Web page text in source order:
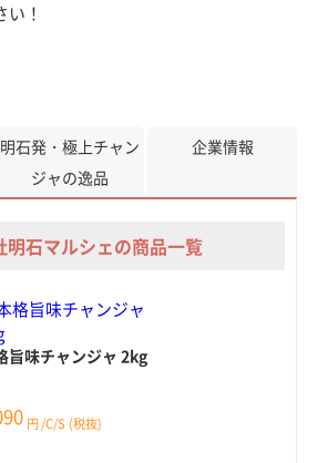
！
明石発・極上チャン
ジャの逸品
企業情報
明石マルシェの商品一覧
旨味チャンジャ 2kg
円 /C/S (税抜)